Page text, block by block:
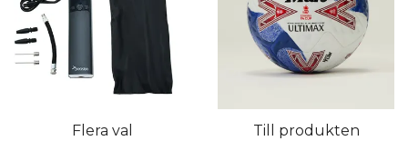
Flera val
Till produkten